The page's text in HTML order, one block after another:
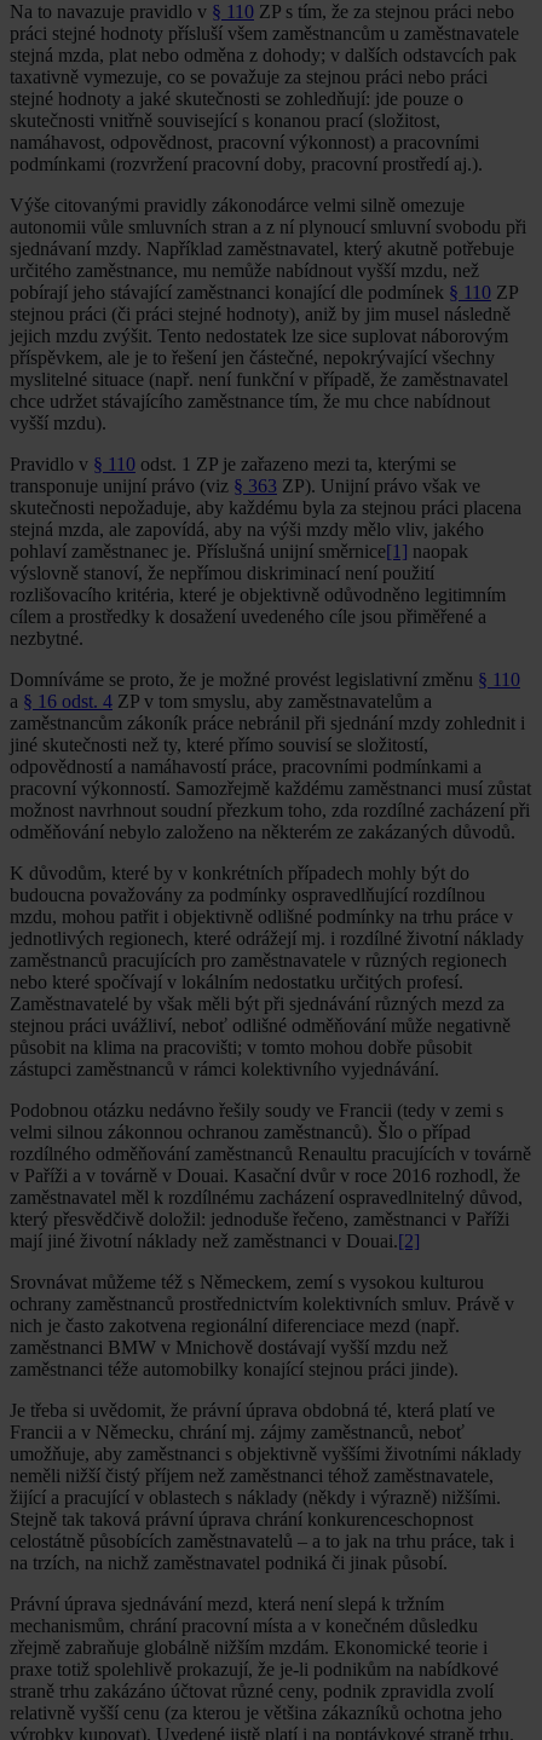
Na to navazuje pravidlo v § 110 ZP s tím, že za stejnou práci nebo
práci stejné hodnoty přísluší všem zaměstnancům u zaměstnavatele
stejná mzda, plat nebo odměna z dohody; v dalších odstavcích pak
taxativně vymezuje, co se považuje za stejnou práci nebo práci
stejné hodnoty a jaké skutečnosti se zohledňují: jde pouze o
skutečnosti vnitřně související s konanou prací (složitost,
namáhavost, odpovědnost, pracovní výkonnost) a pracovními
podmínkami (rozvržení pracovní doby, pracovní prostředí aj.).
Výše citovanými pravidly zákonodárce velmi silně omezuje
autonomii vůle smluvních stran a z ní plynoucí smluvní svobodu při
sjednávaní mzdy. Například zaměstnavatel, který akutně potřebuje
určitého zaměstnance, mu nemůže nabídnout vyšší mzdu, než
pobírají jeho stávající zaměstnanci konající dle podmínek § 110 ZP
stejnou práci (či práci stejné hodnoty), aniž by jim musel následně
jejich mzdu zvýšit. Tento nedostatek lze sice suplovat náborovým
příspěvkem, ale je to řešení jen částečné, nepokrývající všechny
myslitelné situace (např. není funkční v případě, že zaměstnavatel
chce udržet stávajícího zaměstnance tím, že mu chce nabídnout
vyšší mzdu).
Pravidlo v § 110 odst. 1 ZP je zařazeno mezi ta, kterými se
transponuje unijní právo (viz § 363 ZP). Unijní právo však ve
skutečnosti nepožaduje, aby každému byla za stejnou práci placena
stejná mzda, ale zapovídá, aby na výši mzdy mělo vliv, jakého
pohlaví zaměstnanec je. Příslušná unijní směrnice[1] naopak
výslovně stanoví, že nepřímou diskriminací není použití
rozlišovacího kritéria, které je objektivně odůvodněno legitimním
cílem a prostředky k dosažení uvedeného cíle jsou přiměřené a
nezbytné.
Domníváme se proto, že je možné provést legislativní změnu § 110
a § 16 odst. 4 ZP v tom smyslu, aby zaměstnavatelům a
zaměstnancům zákoník práce nebránil při sjednání mzdy zohlednit i
jiné skutečnosti než ty, které přímo souvisí se složitostí,
odpovědností a namáhavostí práce, pracovními podmínkami a
pracovní výkonností. Samozřejmě každému zaměstnanci musí zůstat
možnost navrhnout soudní přezkum toho, zda rozdílné zacházení při
odměňování nebylo založeno na některém ze zakázaných důvodů.
K důvodům, které by v konkrétních případech mohly být do
budoucna považovány za podmínky ospravedlňující rozdílnou
mzdu, mohou patřit i objektivně odlišné podmínky na trhu práce v
jednotlivých regionech, které odrážejí mj. i rozdílné životní náklady
zaměstnanců pracujících pro zaměstnavatele v různých regionech
nebo které spočívají v lokálním nedostatku určitých profesí.
Zaměstnavatelé by však měli být při sjednávání různých mezd za
stejnou práci uvážliví, neboť odlišné odměňování může negativně
působit na klima na pracovišti; v tomto mohou dobře působit
zástupci zaměstnanců v rámci kolektivního vyjednávání.
Podobnou otázku nedávno řešily soudy ve Francii (tedy v zemi s
velmi silnou zákonnou ochranou zaměstnanců). Šlo o případ
rozdílného odměňování zaměstnanců Renaultu pracujících v továrně
v Paříži a v továrně v Douai. Kasační dvůr v roce 2016 rozhodl, že
zaměstnavatel měl k rozdílnému zacházení ospravedlnitelný důvod,
který přesvědčivě doložil: jednoduše řečeno, zaměstnanci v Paříži
mají jiné životní náklady než zaměstnanci v Douai.[2]
Srovnávat můžeme též s Německem, zemí s vysokou kulturou
ochrany zaměstnanců prostřednictvím kolektivních smluv. Právě v
nich je často zakotvena regionální diferenciace mezd (např.
zaměstnanci BMW v Mnichově dostávají vyšší mzdu než
zaměstnanci téže automobilky konající stejnou práci jinde).
Je třeba si uvědomit, že právní úprava obdobná té, která platí ve
Francii a v Německu, chrání mj. zájmy zaměstnanců, neboť
umožňuje, aby zaměstnanci s objektivně vyššími životními náklady
neměli nižší čistý příjem než zaměstnanci téhož zaměstnavatele,
žijící a pracující v oblastech s náklady (někdy i výrazně) nižšími.
Stejně tak taková právní úprava chrání konkurenceschopnost
celostátně působících zaměstnavatelů – a to jak na trhu práce, tak i
na trzích, na nichž zaměstnavatel podniká či jinak působí.
Právní úprava sjednávání mezd, která není slepá k tržním
mechanismům, chrání pracovní místa a v konečném důsledku
zřejmě zabraňuje globálně nižším mzdám. Ekonomické teorie i
praxe totiž spolehlivě prokazují, že je-li podnikům na nabídkové
straně trhu zakázáno účtovat různé ceny, podnik zpravidla zvolí
relativně vyšší cenu (za kterou je většina zákazníků ochotna jeho
výrobky kupovat). Uvedené jistě platí i na poptávkové straně trhu.